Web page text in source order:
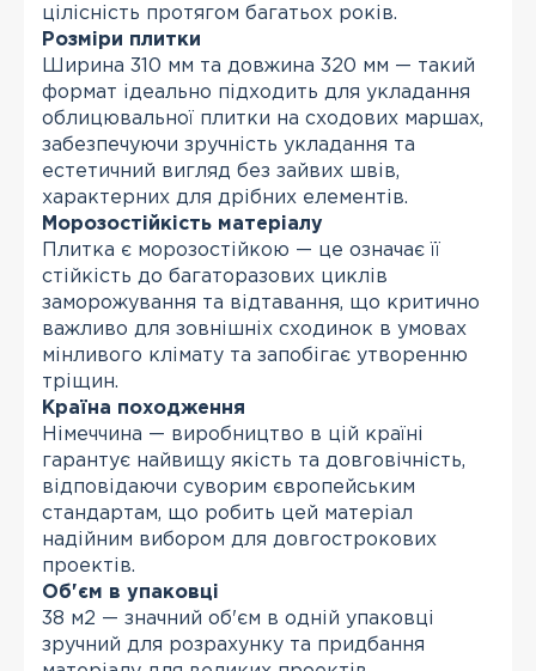
цілісність протягом багатьох років.
Розміри плитки
Ширина 310 мм та довжина 320 мм — такий
формат ідеально підходить для укладання
облицювальної плитки на сходових маршах,
забезпечуючи зручність укладання та
естетичний вигляд без зайвих швів,
характерних для дрібних елементів.
Морозостійкість матеріалу
Плитка є морозостійкою — це означає її
стійкість до багаторазових циклів
заморожування та відтавання, що критично
важливо для зовнішніх сходинок в умовах
мінливого клімату та запобігає утворенню
тріщин.
Країна походження
Німеччина — виробництво в цій країні
гарантує найвищу якість та довговічність,
відповідаючи суворим європейським
стандартам, що робить цей матеріал
надійним вибором для довгострокових
проектів.
Об'єм в упаковці
38 м2 — значний об'єм в одній упаковці
зручний для розрахунку та придбання